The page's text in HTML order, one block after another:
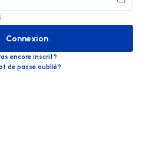
form.contact-submit-btn
Connexion
encore inscrit?
de passe oublié?